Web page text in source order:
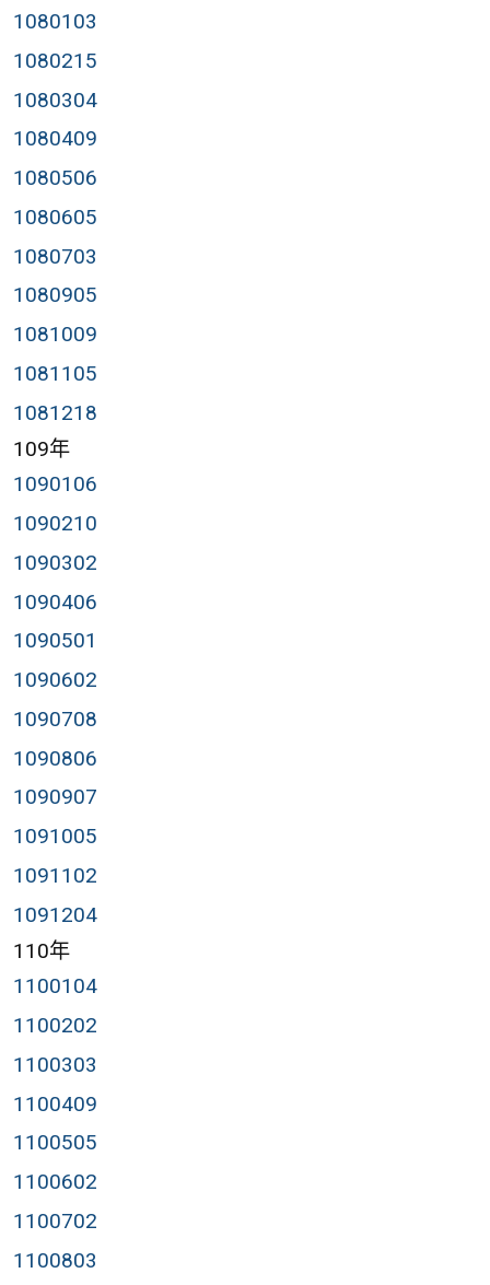
1080103
1080215
1080304
1080409
1080506
1080605
1080703
1080905
1081009
1081105
1081218
109年
1090106
1090210
1090302
1090406
1090501
1090602
1090708
1090806
1090907
1091005
1091102
1091204
110年
1100104
1100202
1100303
1100409
1100505
1100602
1100702
1100803